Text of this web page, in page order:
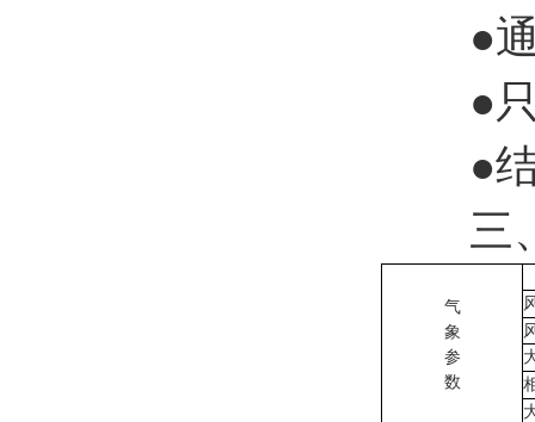
●通
●只
●结
三、
气
象
参
数